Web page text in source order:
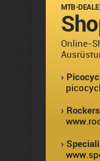
MTB-
Online-
›
›
›